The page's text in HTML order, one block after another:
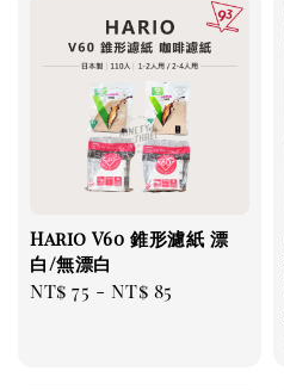
Hario V60 錐形濾紙 漂
白/無漂白
Regular
NT$ 75 -NT$ 85